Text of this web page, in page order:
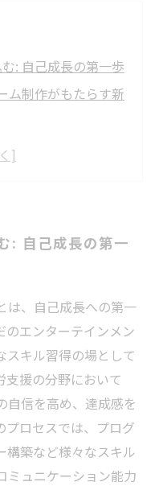
: 自己成長の第一歩
ム制作がもたらす新
でつかむ成功の瞬間
: 自己成長の第一
は、自己成長への第一
のエンターテインメン
スキル習得の場として
支援の分野において
自信を高め、達成感を
プロセスでは、プログ
構築など様々なスキル
ミュニケーション能力